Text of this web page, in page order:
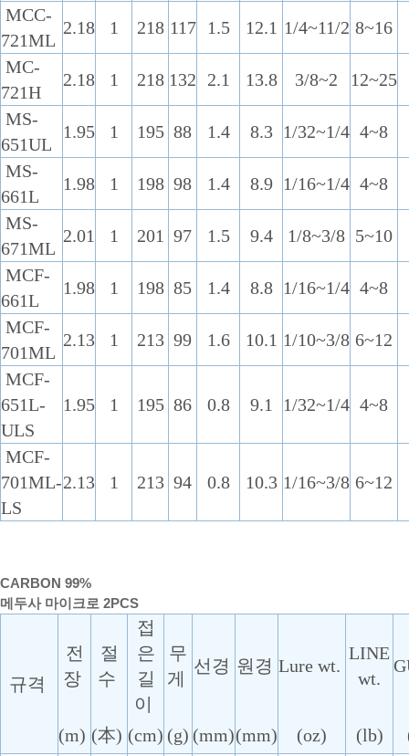
MCC-
721ML
2.18 1 218 117 1.5 12.1 1/4~11/2 8~16
MC-
721H
2.18 1 218 132 2.1 13.8 3/8~2
12~25
MS-
651UL
1.95 1 195 88 1.4 8.3 1/32~1/4 4~8
MS-
661L
1.98 1 198 98 1.4 8.9 1/16~1/4 4~8
MS-
671ML
2.01 1 201 97 1.5 9.4 1/8~3/8 5~10
MCF-
661L
1.98 1 198 85 1.4 8.8 1/16~1/4 4~8
MCF-
701ML
2.13 1 213 99 1.6 10.1 1/10~3/8 6~12
MCF-
651L-
ULS
1.95 1 195 86 0.8 9.1 1/32~1/4 4~8
MCF-
701ML-
LS
2.13 1 213 94 0.8 10.3 1/16~3/8 6~12
CARBON 99%
메두사 마이크로 2PCS
규격
전
장
절
수
접
은
길
이
무
게
선경 원경 Lure wt.
LINE
wt.
(m) (本) (cm) (g) (mm)(mm) (oz) (lb)